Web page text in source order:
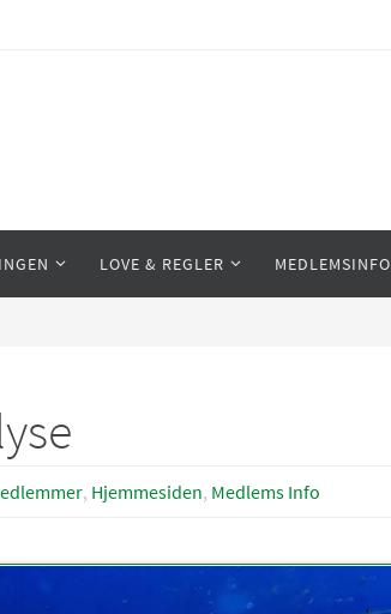
LOVE & REGLER MEDLEMSINFO
, Hjemmesiden, Medlems Info